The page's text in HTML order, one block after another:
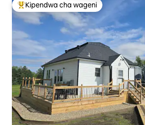
Kipendwa maarufu cha wageni
Kipendwa cha wageni